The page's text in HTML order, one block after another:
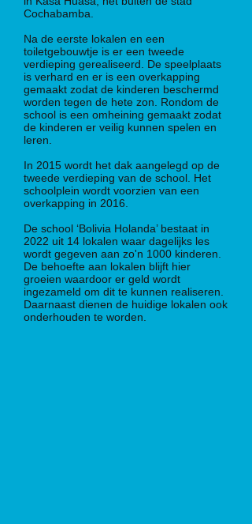
Cochabamba.
Na de eerste lokalen en een
toiletgebouwtje is er een tweede
verdieping gerealiseerd. De speelplaats
is verhard en er is een overkapping
gemaakt zodat de kinderen beschermd
worden tegen de hete zon. Rondom de
school is een omheining gemaakt zodat
de kinderen er veilig kunnen spelen en
leren.
In 2015 wordt het dak aangelegd op de
tweede verdieping van de school. Het
schoolplein wordt voorzien van een
overkapping in 2016.
De school ‘Bolivia Holanda’ bestaat in
2022 uit 14 lokalen waar dagelijks les
wordt gegeven aan zo'n 1000 kinderen.
De behoefte aan lokalen blijft hier
groeien waardoor er geld wordt
ingezameld om dit te kunnen realiseren.
Daarnaast dienen de huidige lokalen ook
onderhouden te worden.